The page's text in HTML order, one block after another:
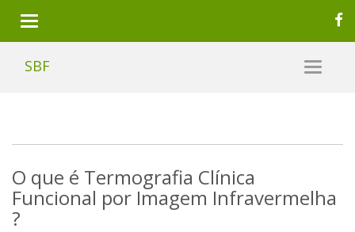
SBF
O que é Termografia Clínica
Funcional por Imagem Infravermelha
?